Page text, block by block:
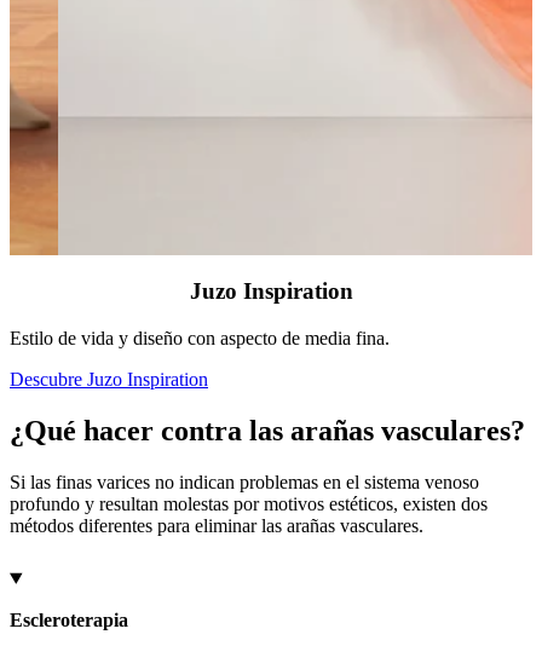
Juzo Inspiration
Estilo de vida y diseño con aspecto de media fina.
Descubre Juzo Inspiration
¿Qué hacer contra las arañas vasculares?
Si las finas varices no indican problemas en el sistema venoso
profundo y resultan molestas por motivos estéticos, existen dos
métodos diferentes para eliminar las arañas vasculares.
Escleroterapia